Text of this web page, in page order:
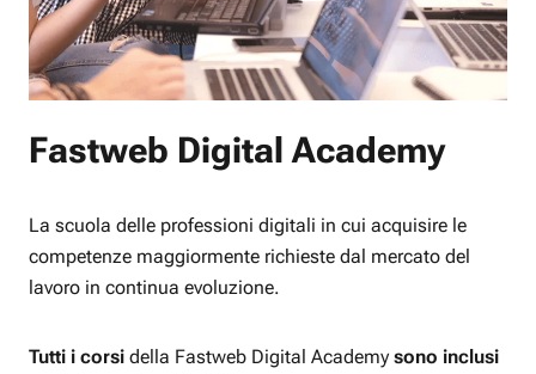
Fastweb Digital Academy
La scuola delle professioni digitali in cui acquisire le
competenze maggiormente richieste dal mercato del
lavoro in continua evoluzione.
Tutti i corsi della Fastweb Digital Academy sono inclusi